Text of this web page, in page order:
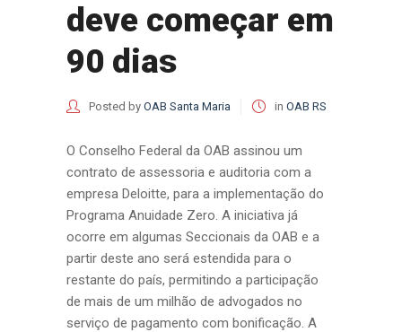
deve começar em
90 dias
Posted by OAB Santa Maria in OAB RS
O Conselho Federal da OAB assinou um
contrato de assessoria e auditoria com a
empresa Deloitte, para a implementação do
Programa Anuidade Zero. A iniciativa já
ocorre em algumas Seccionais da OAB e a
partir deste ano será estendida para o
restante do país, permitindo a participação
de mais de um milhão de advogados no
serviço de pagamento com bonificação. A